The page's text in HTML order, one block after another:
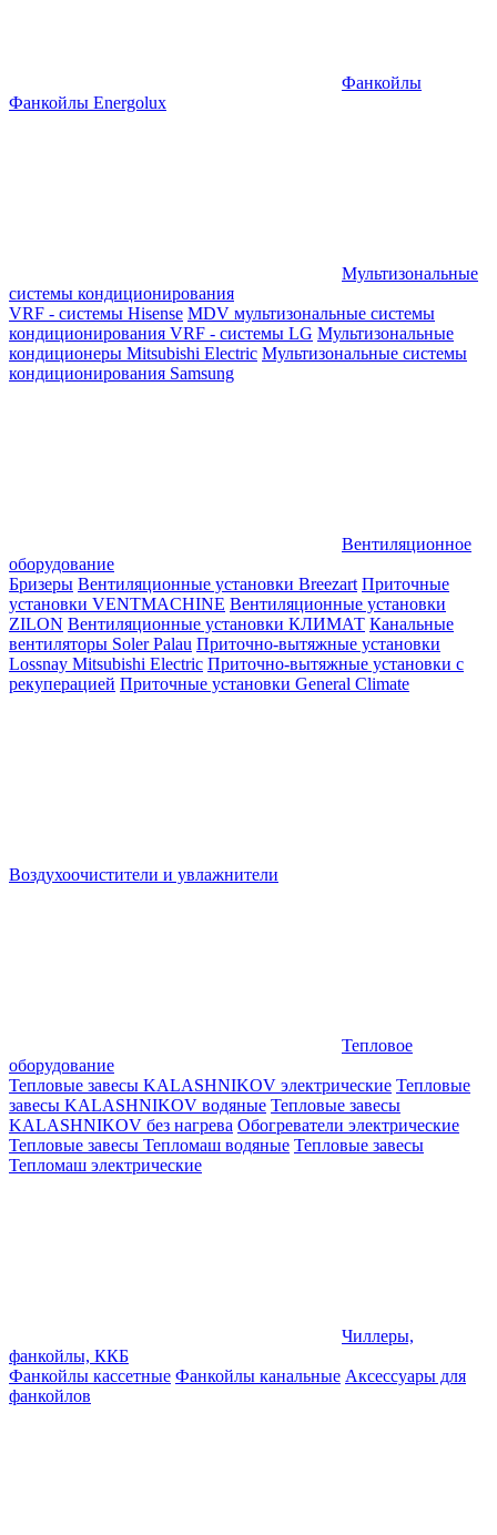
Фанкойлы
Фанкойлы Energolux
Мультизональные
системы кондиционирования
VRF - системы Hisense MDV мультизональные системы
кондиционирования VRF - системы LG Мультизональные
кондиционеры Mitsubishi Electric Мультизональные системы
кондиционирования Samsung
Вентиляционное
оборудование
Бризеры Вентиляционные установки Breezart Приточные
установки VENTMACHINE Вентиляционные установки
ZILON Вентиляционные установки КЛИМАТ Канальные
вентиляторы Soler Palau Приточно-вытяжные установки
Lossnay Mitsubishi Electric Приточно-вытяжные установки с
рекуперацией Приточные установки General Climate
Воздухоочистители и увлажнители
Тепловое
оборудование
Тепловые завесы KALASHNIKOV электрические Тепловые
завесы KALASHNIKOV водяные Тепловые завесы
KALASHNIKOV без нагрева Обогреватели электрические
Тепловые завесы Тепломаш водяные Тепловые завесы
Тепломаш электрические
Чиллеры,
фанкойлы, ККБ
Фанкойлы кассетные Фанкойлы канальные Аксессуары для
фанкойлов